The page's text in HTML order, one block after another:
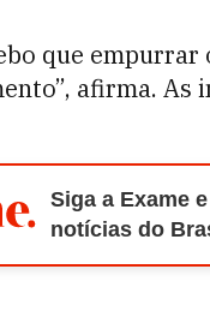
que
afirma.
Siga a Exame
notícias do